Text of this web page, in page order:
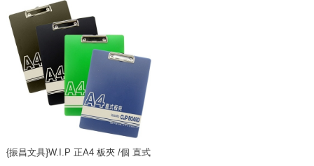
{振昌文具}W.I.P 正A4 板夾 /個 直式